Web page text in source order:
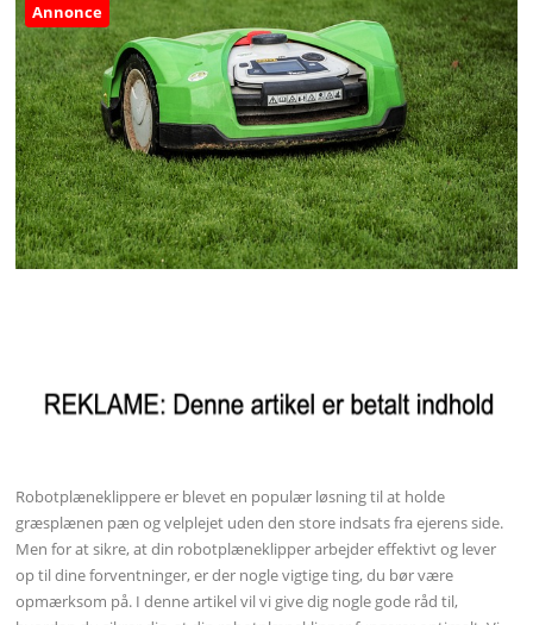
Annonce
Robotplæneklippere er blevet en populær løsning til at holde
græsplænen pæn og velplejet uden den store indsats fra ejerens side.
Men for at sikre, at din robotplæneklipper arbejder effektivt og lever
op til dine forventninger, er der nogle vigtige ting, du bør være
opmærksom på. I denne artikel vil vi give dig nogle gode råd til,